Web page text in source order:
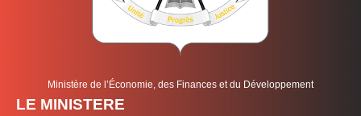
Ministère de l’Économie, des Finances et du Développement
LE MINISTERE